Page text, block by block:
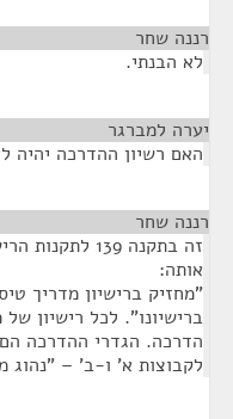
רננה שחר
לא הבנתי.
יערה למברגר
האם רשיון ההדרכה יהיה
רננה שחר
זה בתקנה 139
אותה:
"מחזיק ברישיון מדריך
ברישיונו". לכל רישיון
הדרכה. הגדרי ההדרכה
לקבוצות א' ו-ב' –